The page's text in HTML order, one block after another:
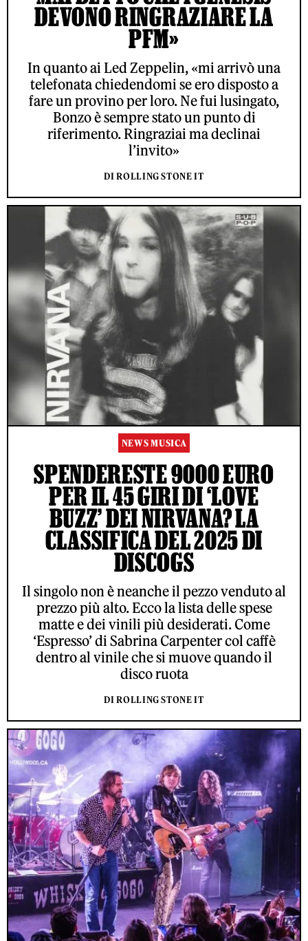
DEVONO RINGRAZIARE LA
PFM»
In quanto ai Led Zeppelin, «mi arrivò una
telefonata chiedendomi se ero disposto a
fare un provino per loro. Ne fui lusingato,
Bonzo è sempre stato un punto di
riferimento. Ringraziai ma declinai
l’invito»
DI ROLLING STONE IT
NEWS MUSICA
SPENDERESTE 9000 EURO
PER IL 45 GIRI DI ‘LOVE
BUZZ’ DEI NIRVANA? LA
CLASSIFICA DEL 2025 DI
DISCOGS
Il singolo non è neanche il pezzo venduto al
prezzo più alto. Ecco la lista delle spese
matte e dei vinili più desiderati. Come
‘Espresso’ di Sabrina Carpenter col caffè
dentro al vinile che si muove quando il
disco ruota
DI ROLLING STONE IT